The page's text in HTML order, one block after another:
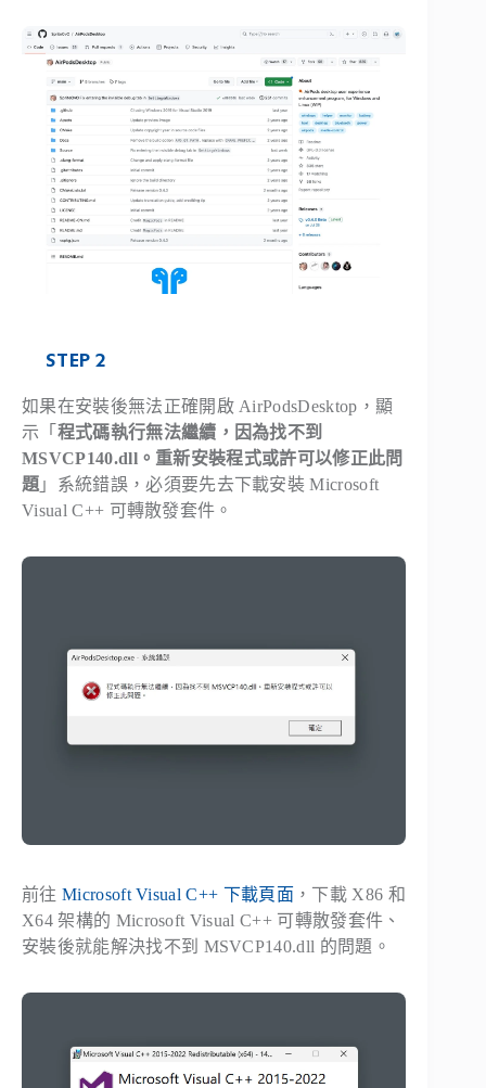
STEP 2
如果在安裝後無法正確開啟 AirPodsDesktop，顯
示「 程式碼執行無法繼續，因為找不到
MSVCP140.dll。重新安裝程式或許可以修正此問
題 」系統錯誤，必須要先去下載安裝 Microsoft
Visual C++ 可轉散發套件。
前往 Microsoft Visual C++ 下載頁面 ，下載 X86 和
X64 架構的 Microsoft Visual C++ 可轉散發套件、
安裝後就能解決找不到 MSVCP140.dll 的問題。